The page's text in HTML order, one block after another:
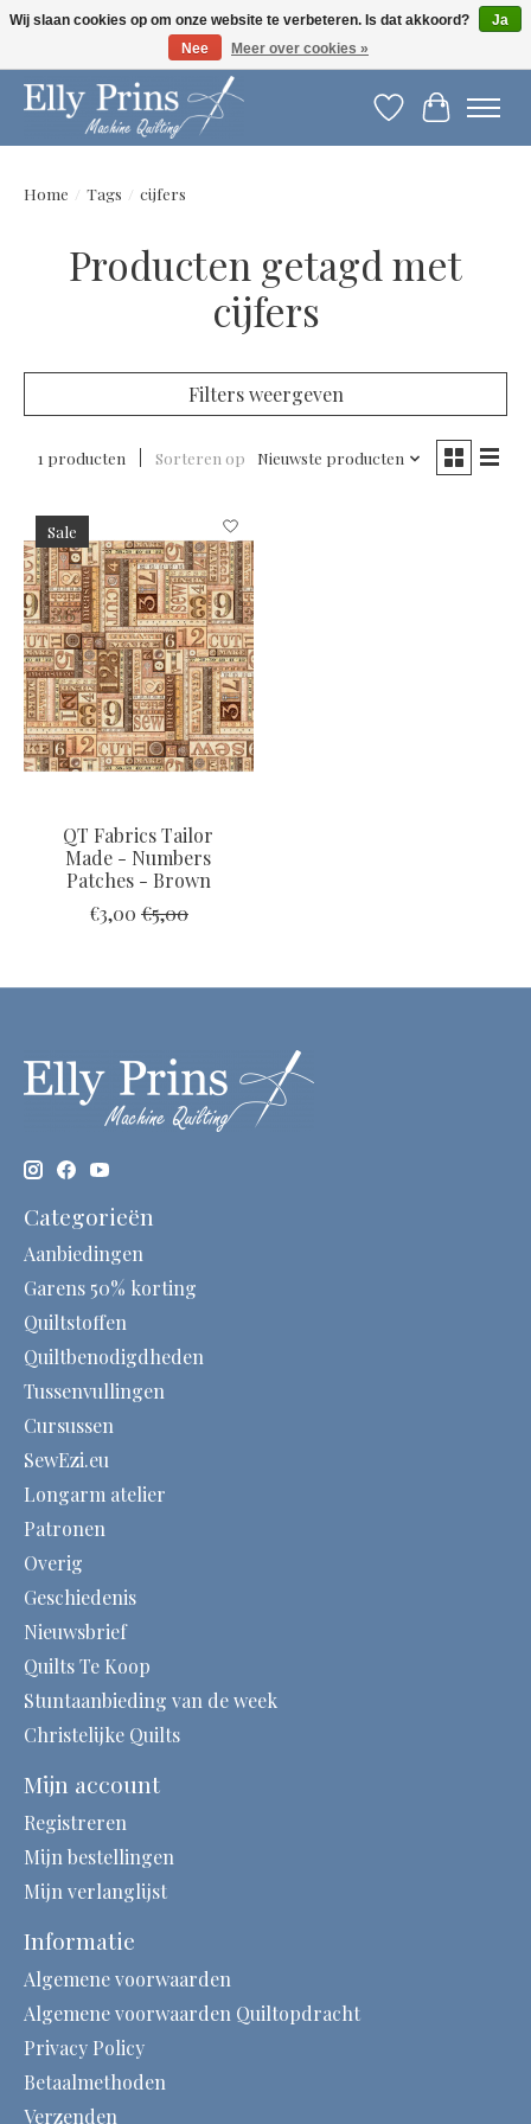
Let op: gewijzigde openingstijden!
Verlanglijst
Home / Tags / cijfers
Producten getagd met
cijfers
Filters weergeven
1 producten Sorteren op Nieuwste producten
Sale
QT Fabrics Tailor
Made - Numbers
Patches - Brown
€3,00 €5,00
Categorieën
Aanbiedingen
Garens 50% korting
Quiltstoffen
Quiltbenodigdheden
Tussenvullingen
Cursussen
SewEzi.eu
Longarm atelier
Patronen
Overig
Geschiedenis
Nieuwsbrief
Quilts Te Koop
Stuntaanbieding van de week
Christelijke Quilts
Mijn account
Registreren
Mijn bestellingen
Mijn verlanglijst
Informatie
Algemene voorwaarden
Algemene voorwaarden Quiltopdracht
Privacy Policy
Betaalmethoden
Verzenden
Wij slaan cookies op om onze website te verbeteren. Is dat akkoord?
Ja
Nee
Meer over cookies »